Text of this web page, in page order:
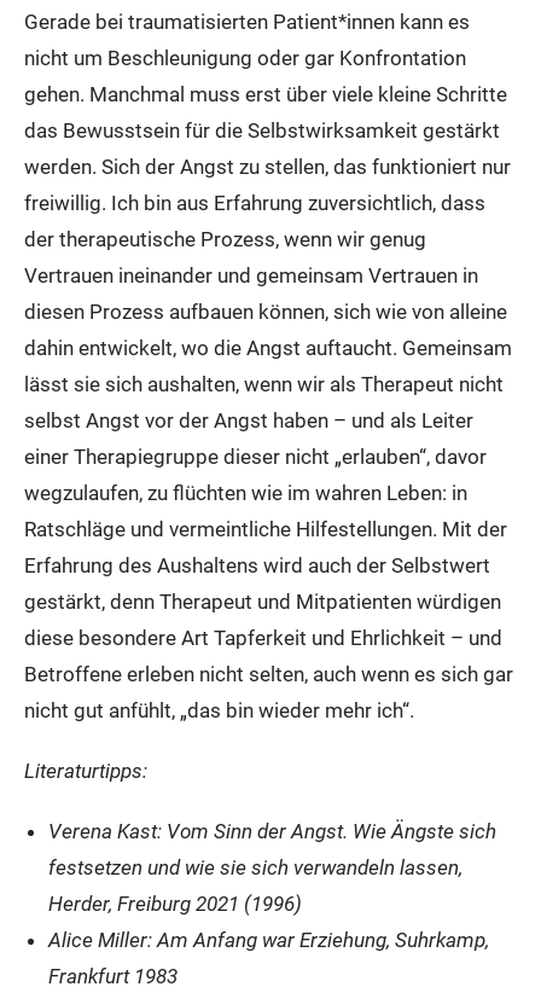
Gerade bei traumatisierten Patient*innen kann es
nicht um Beschleunigung oder gar Konfrontation
gehen. Manchmal muss erst über viele kleine Schritte
das Bewusstsein für die Selbstwirksamkeit gestärkt
werden. Sich der Angst zu stellen, das funktioniert nur
freiwillig. Ich bin aus Erfahrung zuversichtlich, dass
der therapeutische Prozess, wenn wir genug
Vertrauen ineinander und gemeinsam Vertrauen in
diesen Prozess aufbauen können, sich wie von alleine
dahin entwickelt, wo die Angst auftaucht. Gemeinsam
lässt sie sich aushalten, wenn wir als Therapeut nicht
selbst Angst vor der Angst haben – und als Leiter
einer Therapiegruppe dieser nicht „erlauben“, davor
wegzulaufen, zu flüchten wie im wahren Leben: in
Ratschläge und vermeintliche Hilfestellungen. Mit der
Erfahrung des Aushaltens wird auch der Selbstwert
gestärkt, denn Therapeut und Mitpatienten würdigen
diese besondere Art Tapferkeit und Ehrlichkeit – und
Betroffene erleben nicht selten, auch wenn es sich gar
nicht gut anfühlt, „das bin wieder mehr ich“.
Literaturtipps:
Verena Kast: Vom Sinn der Angst. Wie Ängste sich
festsetzen und wie sie sich verwandeln lassen,
Herder, Freiburg 2021 (1996)
Alice Miller: Am Anfang war Erziehung, Suhrkamp,
Frankfurt 1983